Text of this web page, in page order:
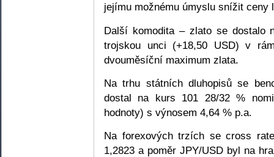
jejímu možnému úmyslu snížit ceny
Další komodita – zlato se dostalo
trojskou unci (+18,50 USD) v
dvouměsíční maximum zlata.
Na trhu státních dluhopisů se
dostal na kurs 101 28/32 %
hodnoty) s výnosem 4,64 % p.a.
Na forexových trzích se cross
1,2823 a poměr JPY/USD byl na